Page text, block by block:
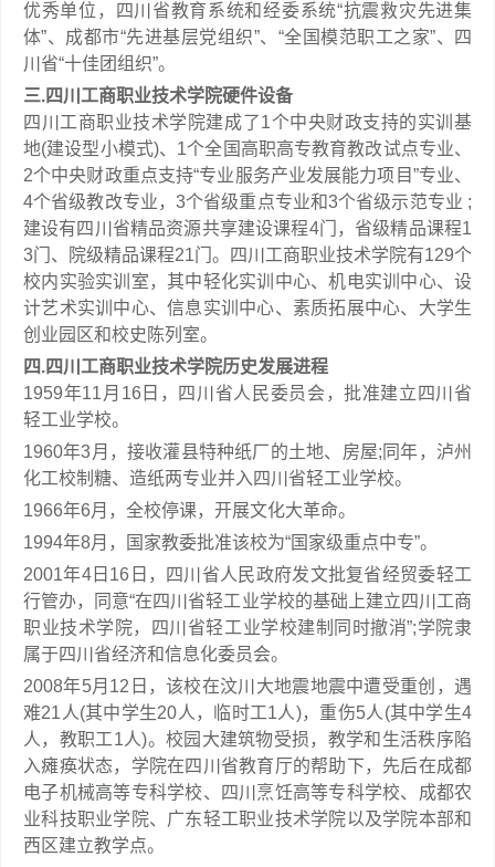
优秀单位，四川省教育系统和经委系统“抗震救灾先进集
体”、成都市“先进基层党组织”、“全国模范职工之家”、四
川省“十佳团组织”。
三.四川工商职业技术学院硬件设备
四川工商职业技术学院建成了1个中央财政支持的实训基
地(建设型小模式)、1个全国高职高专教育教改试点专业、
2个中央财政重点支持“专业服务产业发展能力项目”专业、
4个省级教改专业，3个省级重点专业和3个省级示范专业 ;
建设有四川省精品资源共享建设课程4门，省级精品课程1
3门、院级精品课程21门。四川工商职业技术学院有129个
校内实验实训室，其中轻化实训中心、机电实训中心、设
计艺术实训中心、信息实训中心、素质拓展中心、大学生
创业园区和校史陈列室。
四.四川工商职业技术学院历史发展进程
1959年11月16日，四川省人民委员会，批准建立四川省
轻工业学校。
1960年3月，接收灌县特种纸厂的土地、房屋;同年，泸州
化工校制糖、造纸两专业并入四川省轻工业学校。
1966年6月，全校停课，开展文化大革命。
1994年8月，国家教委批准该校为“国家级重点中专”。
2001年4日16日，四川省人民政府发文批复省经贸委轻工
行管办，同意“在四川省轻工业学校的基础上建立四川工商
职业技术学院，四川省轻工业学校建制同时撤消”;学院隶
属于四川省经济和信息化委员会。
2008年5月12日，该校在汶川大地震地震中遭受重创，遇
难21人(其中学生20人，临时工1人)，重伤5人(其中学生4
人，教职工1人)。校园大建筑物受损，教学和生活秩序陷
入瘫痪状态，学院在四川省教育厅的帮助下，先后在成都
电子机械高等专科学校、四川烹饪高等专科学校、成都农
业科技职业学院、广东轻工职业技术学院以及学院本部和
西区建立教学点。